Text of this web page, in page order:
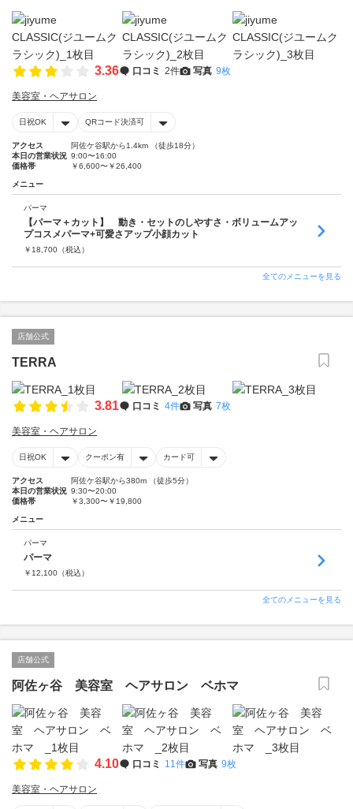
3.36 口コミ 2件 写真 9枚
美容室・ヘアサロン
日祝OK QRコード決済可
アクセス
阿佐ケ谷駅から1.4km （徒歩18分）
本日の営業状況 9:00〜16:00
価格帯
￥6,600〜￥26,400
メニュー
パーマ
【パーマ＋カット】 動き・セットのしやすさ・ボリュームアッ
プコスメパーマ+可愛さアップ小顔カット
￥ 18,700 （税込）
全てのメニューを見る
店舗公式
TERRA
3.81 口コミ 4件 写真 7枚
美容室・ヘアサロン
日祝OK クーポン有 カード可
アクセス
阿佐ケ谷駅から380m （徒歩5分）
本日の営業状況 9:30〜20:00
価格帯
￥3,300〜￥19,800
メニュー
パーマ
パーマ
￥ 12,100 （税込）
全てのメニューを見る
店舗公式
阿佐ヶ谷 美容室 ヘアサロン ベホマ
4.10 口コミ 11件 写真 9枚
美容室・ヘアサロン